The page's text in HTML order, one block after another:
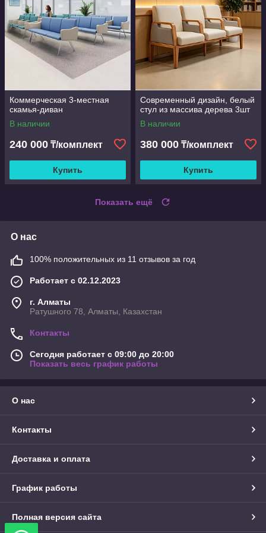
Коммерческая 3-местная
скамья-диван
В наличии
240 000 ₸/комплект
Купить
Современный дизайн, белый
стул из массива дерева 3шт
В наличии
380 000 ₸/комплект
Купить
Показать ещё
О нас
100% положительных из 11 отзывов за год
Работает с 02.12.2023
г. Алматы
Ратушного 78, Алматы, Казахстан
Контакты
Сегодня работает с 09:00 до 20:00
Показать весь график работы
О нас
Контакты
Доставка и оплата
График работы
Полная версия сайта